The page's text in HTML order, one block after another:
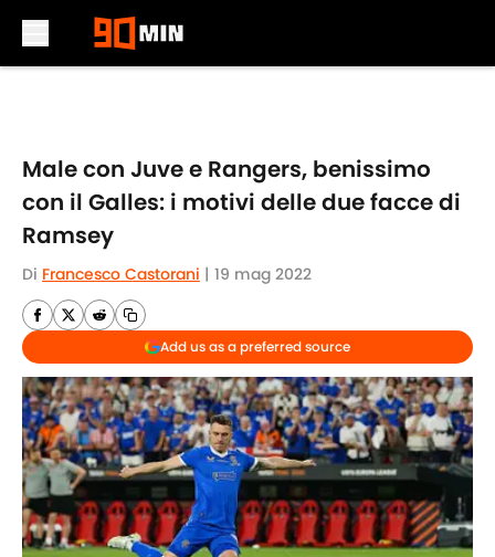
Male con Juve e Rangers, benissimo
con il Galles: i motivi delle due facce di
Ramsey
Di Francesco Castorani | 19 mag 2022
Add us as a preferred source